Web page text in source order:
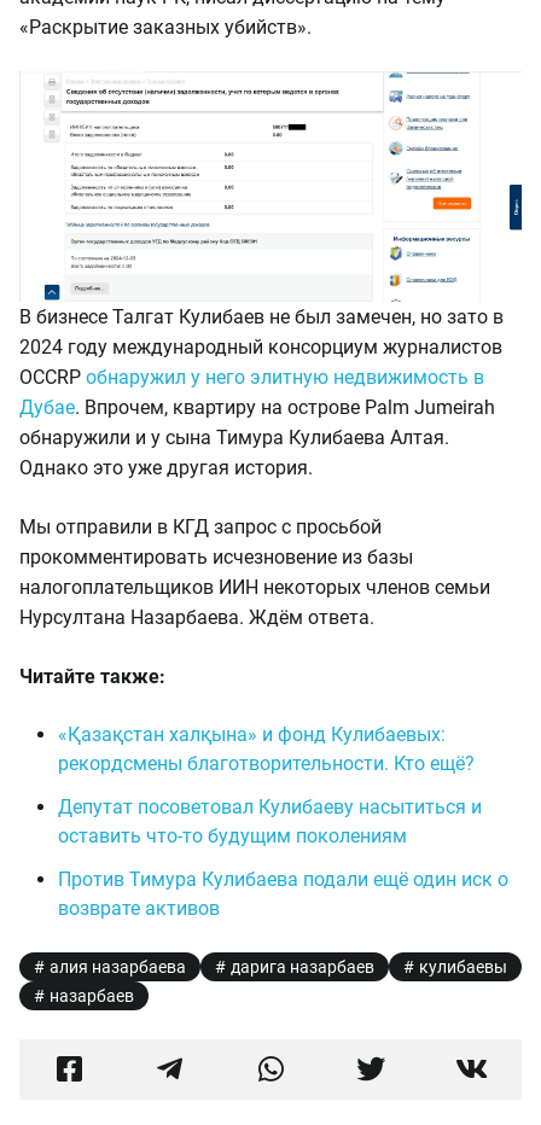
«Раскрытие заказных убийств».
В бизнесе Талгат Кулибаев не был замечен, но зато в
2024 году международный консорциум журналистов
OCCRP обнаружил у него элитную недвижимость в
Дубае. Впрочем, квартиру на острове Palm Jumeirah
обнаружили и у сына Тимура Кулибаева Алтая.
Однако это уже другая история.
Мы отправили в КГД запрос с просьбой
прокомментировать исчезновение из базы
налогоплательщиков ИИН некоторых членов семьи
Нурсултана Назарбаева. Ждём ответа.
Читайте также:
«Қазақстан халқына» и фонд Кулибаевых:
рекордсмены благотворительности. Кто ещё?
Депутат посоветовал Кулибаеву насытиться и
оставить что-то будущим поколениям
Против Тимура Кулибаева подали ещё один иск о
возврате активов
алия назарбаева дарига назарбаев
кулибаевы
назарбаев